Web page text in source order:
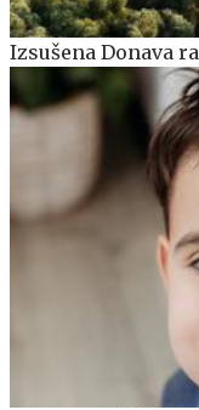
Izsušena Donava